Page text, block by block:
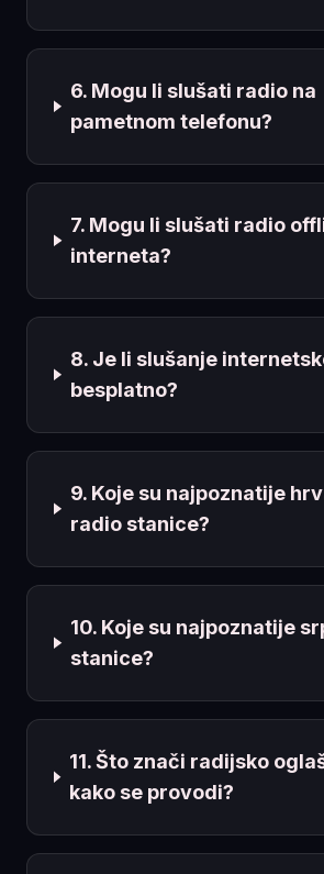
6. Mogu li slušati radio na
pametnom telefonu?
7. Mogu li slušati radio
interneta?
8. Je li slušanje
besplatno?
9. Koje su najpoznatije
radio stanice?
10. Koje su najpoznatije
stanice?
11. Što znači radijsko
kako se provodi?